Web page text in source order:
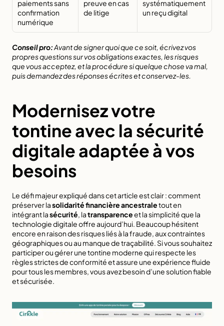
paiements sans
confirmation
numérique
preuve en cas
de litige
systématiquement
un reçu digital
Conseil pro:Avant de signer quoi que ce soit, écrivez vos
propres questions sur vos obligations exactes, les risques
que vous acceptez, et la procédure si quelque chose va mal,
puis demandez des réponses écrites et conservez-les.
Modernisez votre
tontine avec la sécurité
digitale adaptée à vos
besoins
Le défi majeur expliqué dans cet article est clair : comment
préserver la solidarité financière ancestrale tout en
intégrant la sécurité, la transparence et la simplicité que la
technologie digitale offre aujourd’hui. Beaucoup hésitent
encore en raison des risques liés à la fraude, aux contraintes
géographiques ou au manque de traçabilité. Si vous souhaitez
participer ou gérer une tontine moderne qui respecte les
règles strictes de conformité et assure une expérience fluide
pour tous les membres, vous avez besoin d’une solution fiable
et sécurisée.